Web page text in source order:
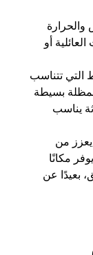
أو
التي تتناسب
بسيطة
يناسب
من
مكانًا
بعيدًا عن